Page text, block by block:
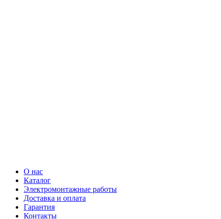
О нас
Каталог
Электромонтажные работы
Доставка и оплата
Гарантия
Контакты